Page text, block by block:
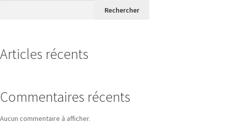
Rechercher
Articles récents
Commentaires récents
Aucun commentaire à afficher.